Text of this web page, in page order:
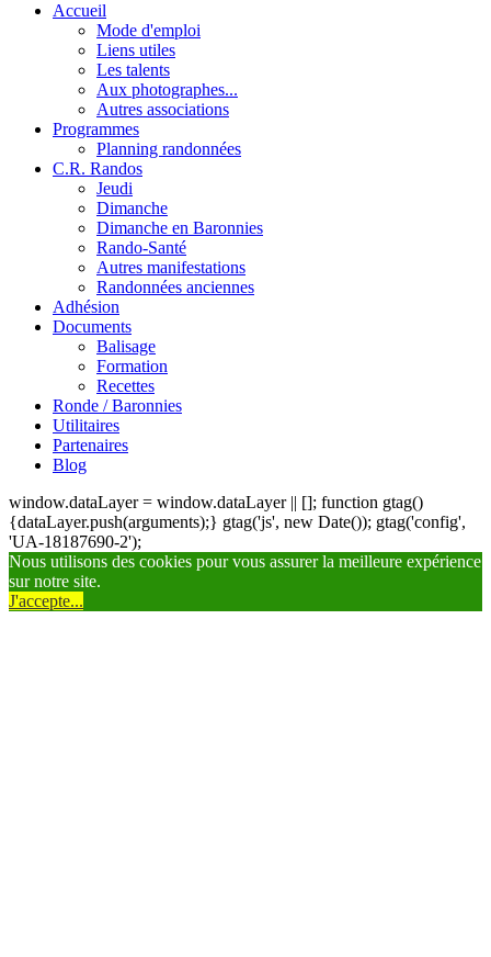
Accueil
Mode d'emploi
Liens utiles
Les talents
Aux photographes...
Autres associations
Programmes
Planning randonnées
C.R. Randos
Jeudi
Dimanche
Dimanche en Baronnies
Rando-Santé
Autres manifestations
Randonnées anciennes
Adhésion
Documents
Balisage
Formation
Recettes
Ronde / Baronnies
Utilitaires
Partenaires
Blog
window.dataLayer = window.dataLayer || []; function gtag()
{dataLayer.push(arguments);} gtag('js', new Date()); gtag('config',
'UA-18187690-2');
Nous utilisons des cookies pour vous assurer la meilleure expérience
sur notre site.
J'accepte...